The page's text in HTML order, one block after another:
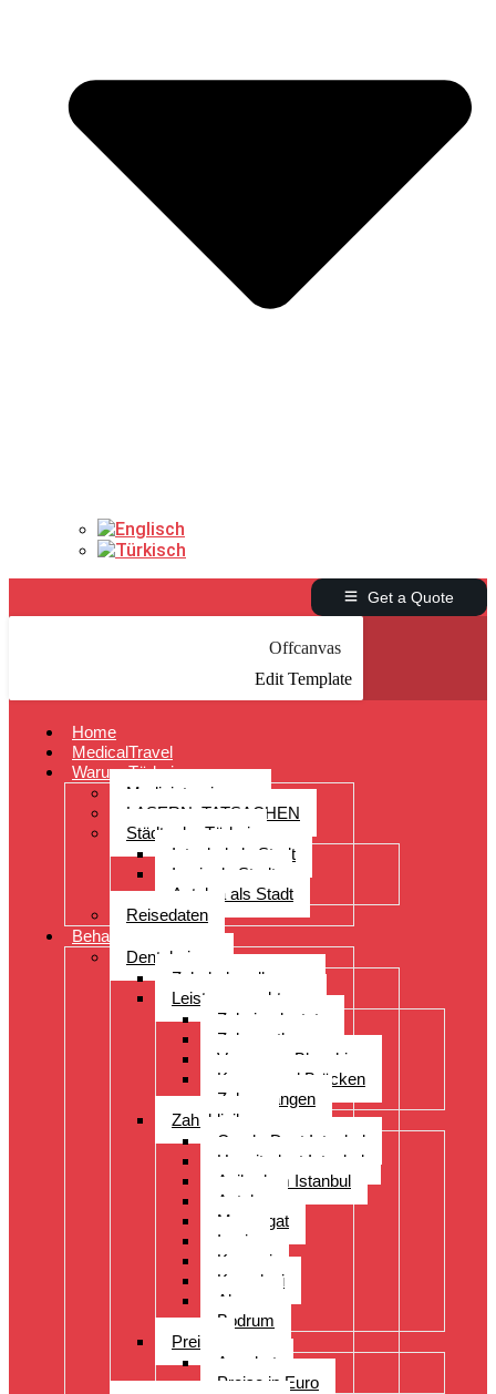
Get a Quote
Offcanvas
Edit Template
Home
MedicalTravel
Warum Türkei
Medizintourismus
LASERN: TATSACHEN
Städte der Türkei
Istanbul als Stadt
Izmir als Stadt
Antalya als Stadt
Reisedaten
Behandlungen
Dentalreisen
Zahnbehandlungen
Leistungsspektrum
Zahnimplantate
Zahnprothesen
Veneers – Bleaching
Kronen und Brücken
Zahnspangen
Zahnkliniken
CenderDent Istanbul
Hospitadent Istanbul
Acibadem Istanbul
Antalya
Manavgat
Izmir
Kayseri
Kusadasi
Alanya
Bodrum
Preise
Angebot
Preise in Euro